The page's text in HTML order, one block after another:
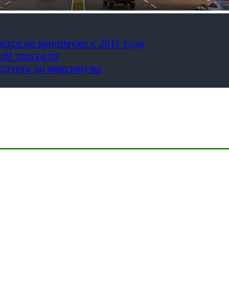
на минимуме с 2011 года
торговли
до максимума